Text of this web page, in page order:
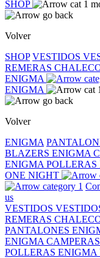
SHOP
Volver
SHOP VESTIDOS
REMERAS
ENIGMA
ENIGMA
Volver
ENIGMA
BLAZERS ENIGMA
ENIGMA POLLERAS
ONE NIGHT
us
VESTIDOS
REMERAS
PANTALONES
ENIGMA
POLLERAS ENIGMA